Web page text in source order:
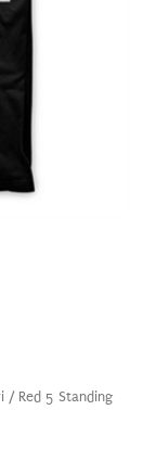
/ Red 5 Standing